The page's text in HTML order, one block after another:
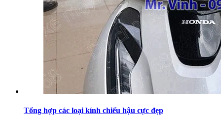
Tổng hợp các loại kính chiếu hậu cực đẹp